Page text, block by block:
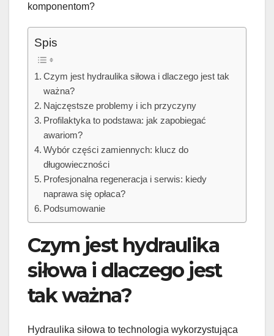
komponentom?
Spis
Czym jest hydraulika siłowa i dlaczego jest tak
ważna?
Najczęstsze problemy i ich przyczyny
Profilaktyka to podstawa: jak zapobiegać
awariom?
Wybór części zamiennych: klucz do
długowieczności
Profesjonalna regeneracja i serwis: kiedy
naprawa się opłaca?
Podsumowanie
Czym jest hydraulika
siłowa i dlaczego jest
tak ważna?
Hydraulika siłowa to technologia wykorzystująca